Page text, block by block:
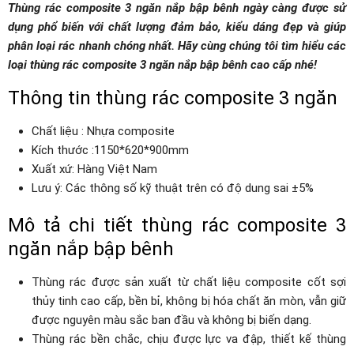
Thùng rác composite 3 ngăn nắp bập bênh ngày càng được sử
dụng phổ biến với chất lượng đảm bảo, kiểu dáng đẹp và giúp
phân loại rác nhanh chóng nhất. Hãy cùng chúng tôi tìm hiểu các
loại thùng rác composite 3 ngăn nắp bập bênh cao cấp nhé!
Thông tin thùng rác composite 3 ngăn
Chất liệu : Nhựa composite
Kích thước :1150*620*900mm
Xuất xứ: Hàng Việt Nam
Lưu ý: Các thông số kỹ thuật trên có độ dung sai ±5%
Mô tả chi tiết thùng rác composite 3
ngăn nắp bập bênh
Thùng rác được sản xuất từ chất liệu composite cốt sợi
thủy tinh cao cấp, bền bỉ, không bị hóa chất ăn mòn, vẫn giữ
được nguyên màu sắc ban đầu và không bị biến dạng.
Thùng rác bền chắc, chịu được lực va đập, thiết kế thùng